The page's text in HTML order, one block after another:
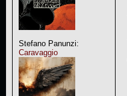
Stefano Panunzi:
Caravaggio